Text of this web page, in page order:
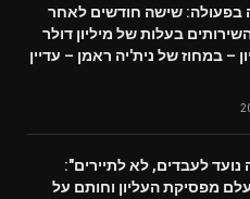
בפעולה: שישה חודשים לאחר
בעלות של מיליון דולר
– במחוז של נית'יה ראמן – עדיין
לעבדים, לא לתיירים":
מפסיקת העליון וחותם על